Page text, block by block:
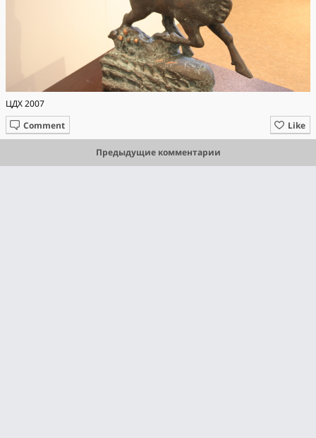
ЦДХ 2007
Like
Comment
Предыдущие комментарии